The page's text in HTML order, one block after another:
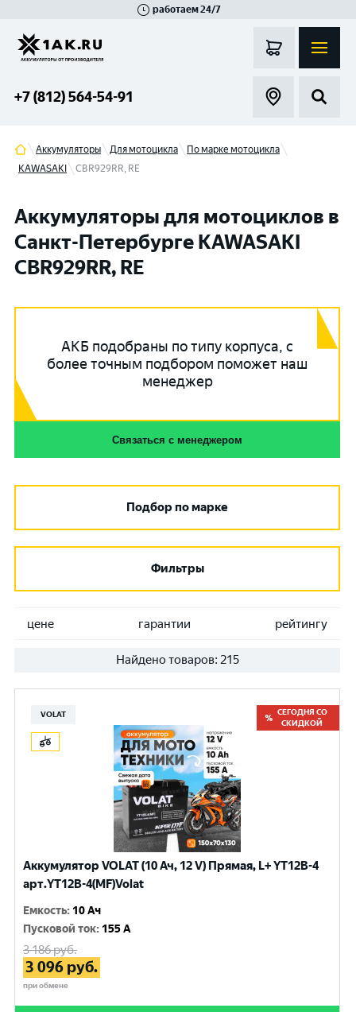
работаем 24/7
+7 (812) 564-54-91
Аккумуляторы Для мотоцикла
По марке мотоцикла
KAWASAKI
CBR929RR, RE
Аккумуляторы для мотоциклов в
Санкт-Петербурге KAWASAKI
CBR929RR, RE
АКБ подобраны по типу корпуса, с
более точным подбором поможет наш
менеджер
Связаться с менеджером
Подбор по марке
Фильтры
цене гарантии рейтингу
Найдено товаров: 215
VOLAT
СЕГОДНЯ СО
СКИДКОЙ
Аккумулятор VOLAT (10 Ач, 12 V) Прямая, L+ YT12B-4
арт.YT12B-4(MF)Volat
Емкость: 10 Ач
Пусковой ток: 155 A
3 186руб.
3 096 руб.
при обмене
Гатчина